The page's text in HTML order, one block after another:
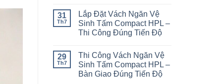
31
Th7
Lắp Đặt Vách Ngăn Vệ
Sinh Tấm Compact HPL –
Thi Công Đúng Tiến Độ
29
Th7
Thi Công Vách Ngăn Vệ
Sinh Tấm Compact HPL –
Bàn Giao Đúng Tiến Độ